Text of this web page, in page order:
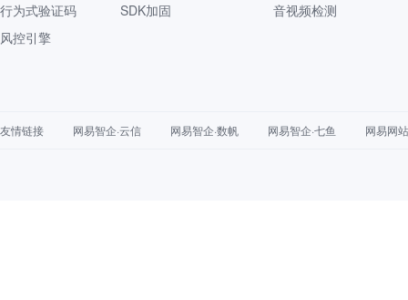
行为式验证码
风控引擎
SDK加固
音视频检测
友情链接 网易智企·云信 网易智企·数帆 网易智企·七鱼 网易网